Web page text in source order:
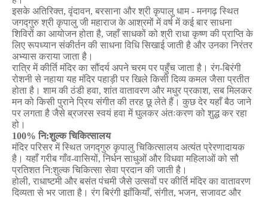
इसके अतिरिक्त, वृंदावन, बरसाना और श्री कृपालु धाम- मनगढ़ स्थित
जगद्गुरु श्री कृपालु जी महाराज के आश्रमों में वर्ष में कई बार साधना
शिविरों का आयोजन होता है, जहाँ साधकों को श्री राधा कृष्ण की प्राप्ति के
लिए रूपध्यान संकीर्तन की साधना विधि सिखाई जाती है और उनका निरंतर
अभ्यास कराया जाता है।
रात्रि में कीर्ति मंदिर का सौंदर्य अपने चरम पर पहुँच जाता है। रंग-बिरंगी
रोशनी से नहाया यह मंदिर पहाड़ी पर खिले किसी दिव्य कमल जैसा प्रतीत
होता है। शाम की ठंडी हवा, शांत वातावरण और मधुर प्रकाश, सब मिलकर
मन को किसी पुराने प्रिय संगीत की तरह छू लेते हैं। कुछ देर यहाँ बैठ जाने
पर लगता है जैसे ब्रजरस स्वयं हवा में घुलकर अंतःकरण को शुद्ध कर रहा
हो।
100%नि:शुल्क चिकित्सालय
मंदिर परिसर में स्थित जगद्गुरु कृपालु चिकित्सालय अत्यंत प्रेरणादायक
है। यहाँ गरीब गाँव-वासियों, निर्धन साधुओं और विधवा महिलाओं को सौ
प्रतिशत नि:शुल्क चिकित्सा सेवा प्रदान की जाती है।
होली, राधाष्टमी और बसंत पंचमी जैसे उत्सवों पर कीर्ति मंदिर का वातावरण
दिव्यता से भर जाता है। रंग बिरंगी झाँकियाँ, संगीत, भजन, सजावट और